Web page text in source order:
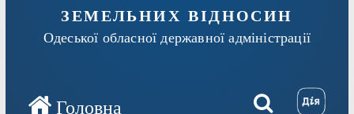
земельних відносин
Одеської обласної державної адміністрації